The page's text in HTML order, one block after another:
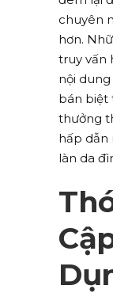
chuyên
hơn.
truy vấn
nội
bán biệt
thưởng
hấp dẫn
làn da